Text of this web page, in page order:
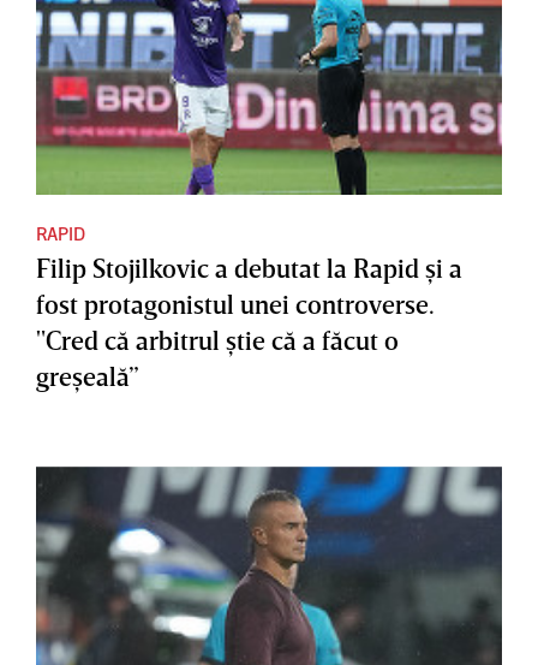
RAPID
Filip Stojilkovic a debutat la Rapid şi a
fost protagonistul unei controverse.
"Cred că arbitrul ştie că a făcut o
greşeală”